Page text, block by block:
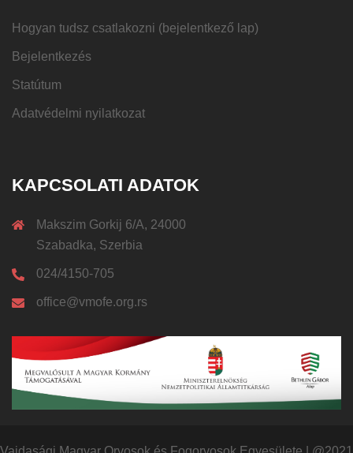
Hogyan tudsz csatlakozni (bejelentkező lap)
Bejelentkezés
Statútum
Adatvédelmi nyilatkozat
KAPCSOLATI ADATOK
Makszim Gorkij 6/A, 24000
Szabadka, Szerbia
024/4150-705
office@vmofe.org.rs